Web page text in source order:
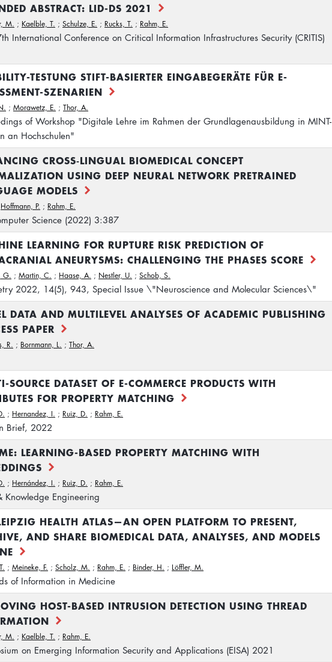
ABSTRACT: LID-DS 2021
M. ; Kaelble, T. ; Schulze, E. ; Rucks, T. ; Rahm, E.
International Conference on Critical Information Infrastructures Security (CRITIS)
TESTUNG STIFT-BASIERTER EINGABEGERÄTE FÜR E-
SZENARIEN
; Morawetz, E. ; Thor, A.
of Workshop "Digitale Lehre im Rahmen der Grundlagenausbildung in MINT-
an Hochschulen"
CROSS‑LINGUAL BIOMEDICAL CONCEPT
USING DEEP NEURAL NETWORK PRETRAINED
MODELS
Hoffmann, P. ; Rahm, E.
Science (2022) 3:387
LEARNING FOR RUPTURE RISK PREDICTION OF
ANEURYSMS: CHALLENGING THE PHASES SCORE
G. ; Martin, C. ; Haase, A. ; Nestler, U. ; Schob, S.
2022, 14(5), 943, Special Issue \"Neuroscience and Molecular Sciences\"
DATA AND MULTILEVEL ANALYSES OF ACADEMIC PUBLISHING
PAPER
R. ; Bornmann, L. ; Thor, A.
SOURCE DATASET OF E-COMMERCE PRODUCTS WITH
FOR PROPERTY MATCHING
; Hernandez, I. ; Ruiz, D. ; Rahm, E.
Brief, 2022
LEARNING-BASED PROPERTY MATCHING WITH
; Hernández, I. ; Ruiz, D. ; Rahm, E.
Knowledge Engineering
HEALTH ATLAS—AN OPEN PLATFORM TO PRESENT,
AND SHARE BIOMEDICAL DATA, ANALYSES, AND MODELS
; Meineke, F. ; Scholz, M. ; Rahm, E. ; Binder, H. ; Löffler, M.
of Information in Medicine
HOST-BASED INTRUSION DETECTION USING THREAD
M. ; Kaelble, T. ; Rahm, E.
on Emerging Information Security and Applications (EISA) 2021